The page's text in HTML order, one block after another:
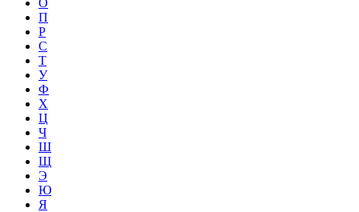
О
П
Р
С
Т
У
Ф
Х
Ц
Ч
Ш
Щ
Э
Ю
Я